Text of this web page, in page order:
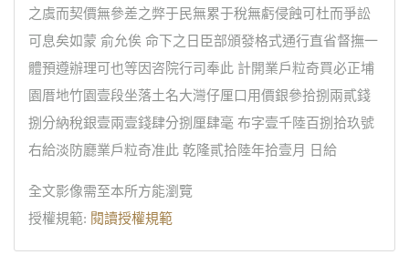
之虞而契價無參差之弊于民無累于稅無虧侵蝕可杜而爭訟
可息矣如蒙 俞允俟 命下之日臣部頒發格式通行直省督撫一
體預遵辦理可也等因咨院行司奉此 計開業戶粒奇買必正埔
園厝地竹園壹段坐落土名大灣仔厘口用價銀參拾捌兩貳錢
捌分納稅銀壹兩壹錢肆分捌厘肆毫 布字壹千陸百捌拾玖號
右給淡防廳業戶粒奇准此 乾隆貳拾陸年拾壹月 日給
全文影像需至本所方能瀏覽
授權規範: 閱讀授權規範